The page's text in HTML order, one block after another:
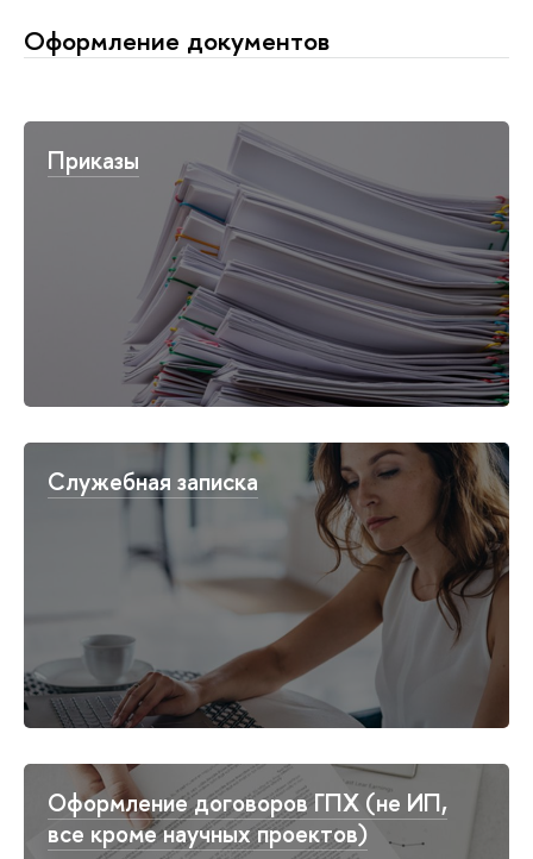
Оформление документов
Приказы
Служебная записка
Оформление договоров ГПХ (не ИП,
все кроме научных проектов)